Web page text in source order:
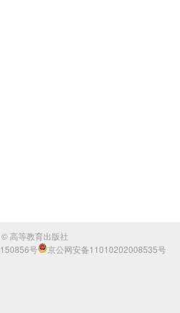
高等教育出版社
号
京公网安备11010202008535号